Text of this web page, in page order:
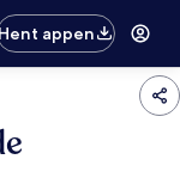
appen